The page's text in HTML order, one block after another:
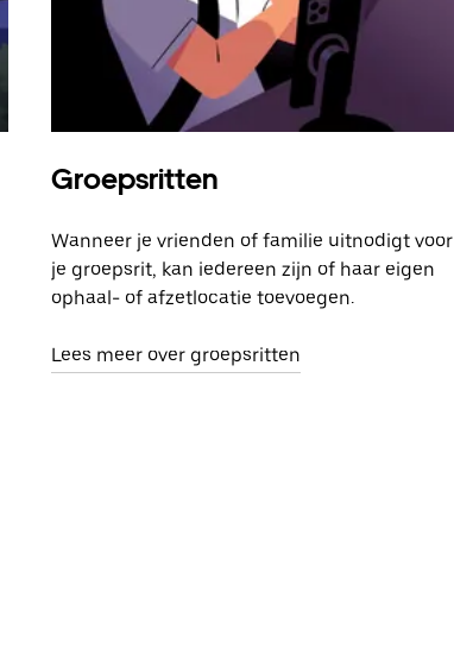
Groepsritten
Wanneer je vrienden of familie uitnodigt voor
je groepsrit, kan iedereen zijn of haar eigen
ophaal- of afzetlocatie toevoegen.
Lees meer over groepsritten